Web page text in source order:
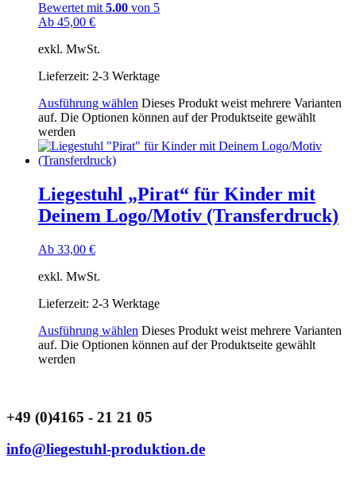
Bewertet mit 5.00 von 5
Ab 45,00 €
exkl. MwSt.
Lieferzeit: 2-3 Werktage
Ausführung wählen Dieses Produkt weist mehrere Varianten
auf. Die Optionen können auf der Produktseite gewählt
werden
Liegestuhl „Pirat“ für Kinder mit
Deinem Logo/Motiv (Transferdruck)
Ab 33,00 €
exkl. MwSt.
Lieferzeit: 2-3 Werktage
Ausführung wählen Dieses Produkt weist mehrere Varianten
auf. Die Optionen können auf der Produktseite gewählt
werden
+49 (0)4165 - 21 21 05
info@liegestuhl-produktion.de